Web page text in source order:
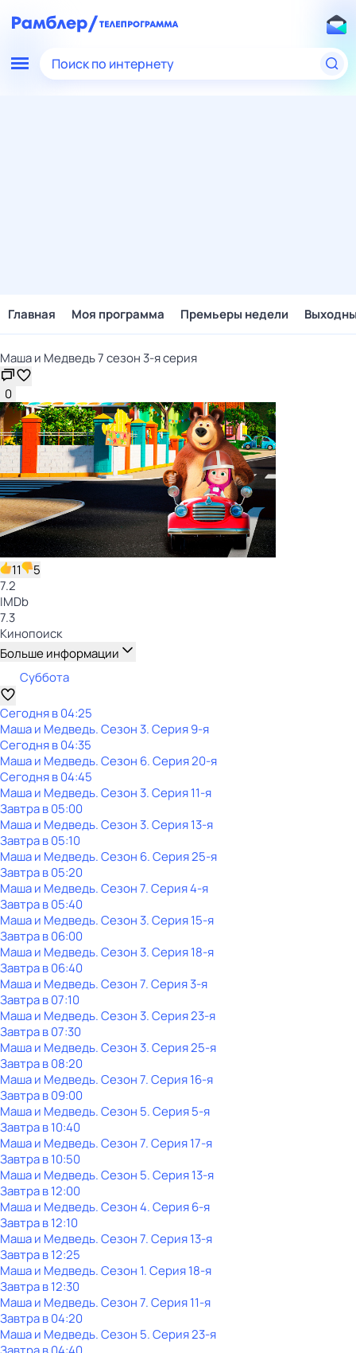
Поиск по интернету
Главная Моя программа Премьеры недели
Маша и Медведь 7 сезон 3-я серия
0
11
5
7.2
IMDb
7.3
Кинопоиск
Больше информации
Суббота
Сегодня в 04:25
Маша и Медведь. Сезон 3. Серия 9-я
Сегодня в 04:35
Маша и Медведь. Сезон 6. Серия 20-я
Сегодня в 04:45
Маша и Медведь. Сезон 3. Серия 11-я
Завтра в 05:00
Маша и Медведь. Сезон 3. Серия 13-я
Завтра в 05:10
Маша и Медведь. Сезон 6. Серия 25-я
Завтра в 05:20
Маша и Медведь. Сезон 7. Серия 4-я
Завтра в 05:40
Маша и Медведь. Сезон 3. Серия 15-я
Завтра в 06:00
Маша и Медведь. Сезон 3. Серия 18-я
Завтра в 06:40
Маша и Медведь. Сезон 7. Серия 3-я
Завтра в 07:10
Маша и Медведь. Сезон 3. Серия 23-я
Завтра в 07:30
Маша и Медведь. Сезон 3. Серия 25-я
Завтра в 08:20
Маша и Медведь. Сезон 7. Серия 16-я
Завтра в 09:00
Маша и Медведь. Сезон 5. Серия 5-я
Завтра в 10:40
Маша и Медведь. Сезон 7. Серия 17-я
Завтра в 10:50
Маша и Медведь. Сезон 5. Серия 13-я
Завтра в 12:00
Маша и Медведь. Сезон 4. Серия 6-я
Завтра в 12:10
Маша и Медведь. Сезон 7. Серия 13-я
Завтра в 12:25
Маша и Медведь. Сезон 1. Серия 18-я
Завтра в 12:30
Маша и Медведь. Сезон 7. Серия 11-я
Завтра в 04:20
Маша и Медведь. Сезон 5. Серия 23-я